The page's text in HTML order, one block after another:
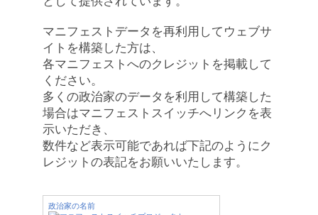
マニフェストデータを再利用してウェブサ
イトを構築した方は、
各マニフェストへのクレジットを掲載して
ください。
多くの政治家のデータを利用して構築した
場合はマニフェストスイッチへリンクを表
示いただき、
数件など表示可能であれば下記のようにク
レジットの表記をお願いいたします。
政治家の名前